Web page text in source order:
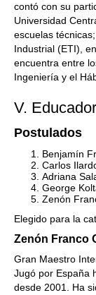
contó con su
Universidad
escuelas
Industrial (ETI),
encuentra entre
Ingeniería y el
V. Educador
Postulados
Benjamín
Carlos
Adriana
George
Zenón
Elegido para la
Zenón Franco
Gran Maestro
Jugó por España
desde 2001. Ha